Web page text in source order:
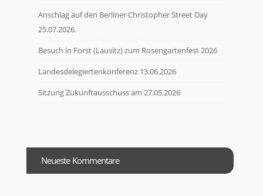
Anschlag auf den Berliner Christopher Street Day
25.07.2026.
Besuch in Forst (Lausitz) zum Rosengartenfest 2026
Landesdelegiertenkonferenz 13.06.2026
Sitzung Zukunftausschuss am 27.05.2026
Neueste Kommentare